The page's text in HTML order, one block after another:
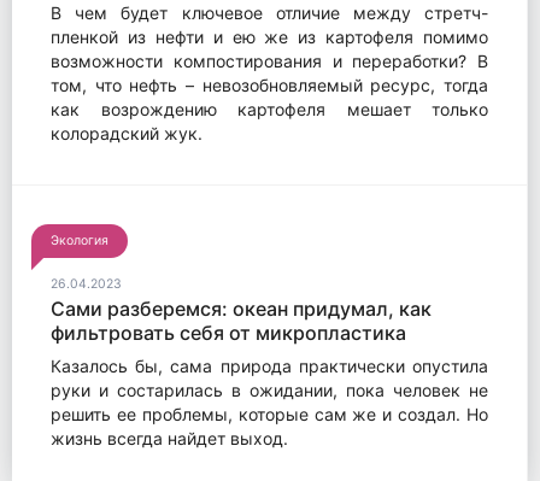
В чем будет ключевое отличие между стретч-
пленкой из нефти и ею же из картофеля помимо
возможности компостирования и переработки? В
том, что нефть – невозобновляемый ресурс, тогда
как возрождению картофеля мешает только
колорадский жук.
Экология
26.04.2023
Сами разберемся: океан придумал, как
фильтровать себя от микропластика
самостоятельно.
Казалось бы, сама природа практически опустила
руки и состарилась в ожидании, пока человек не
решить ее проблемы, которые сам же и создал. Но
жизнь всегда найдет выход.